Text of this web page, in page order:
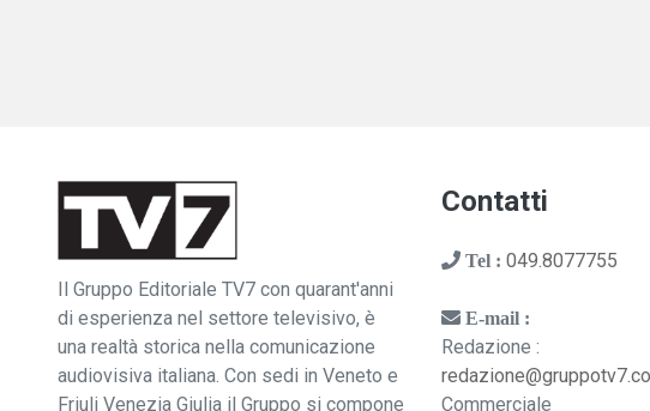
Il Gruppo Editoriale TV7 con quarant'anni
di esperienza nel settore televisivo, è
una realtà storica nella comunicazione
audiovisiva italiana. Con sedi in Veneto e
Friuli Venezia Giulia il Gruppo si compone
Contatti
Tel : 049.8077755
E-mail :
Redazione :
Commerciale